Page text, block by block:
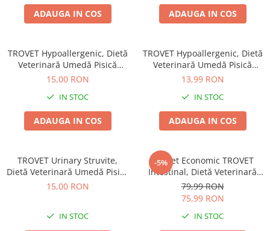
Hrană Uscată Pisică
Pisică Junior
Pisică Senior
Hrană Umedă Pisică
Pisică Senior
Uscată
Umedă
Recompense Pisici
ADAUGA IN COS ADAUGA IN COS
TROVET Hypoallergenic, Dietă
Veterinară Umedă Pisică
Adult, Căprioară, 200g
15,00 RON
IN STOC
ADAUGA IN COS
TROVET Hypoallergenic, Dietă
Veterinară Umedă Pisică
Adult, Miel, 200g
13,99 RON
IN STOC
ADAUGA IN COS
TROVET Urinary Struvite,
Dietă Veterinară Umedă Pisică
Adult, Pui, 200g
15,00 RON
IN STOC
-5%
Pachet Economic TROVET
Intestinal, Dietă Veterinară
Umedă Pisică Adult, Pui,
6x200g
79,99 RON
75,99 RON
IN STOC